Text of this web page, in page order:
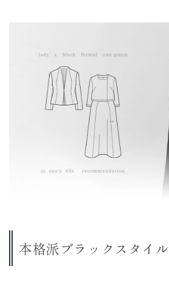
本格派ブラックスタイル